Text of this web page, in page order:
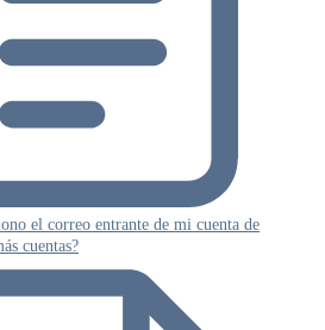
el correo entrante de mi cuenta de
cuentas?